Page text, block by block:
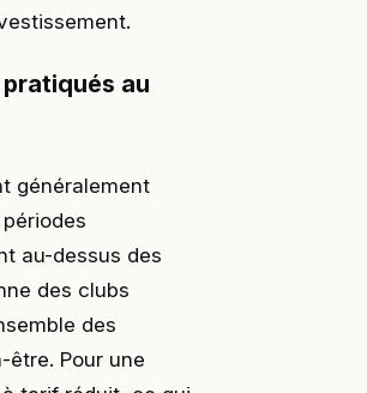
au
généralement
au-dessus des
des clubs
des
Pour une